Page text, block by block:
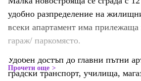
удобно разпределение на
всеки апартамент има прилежаща
гараж/ паркомясто.
Удобен достъп до главни пътни
градски транспорт, училища,
Прочети още